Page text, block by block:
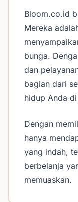
Bloom.co.id
Mereka
bunga.
dan
bagian dari
hidup Anda
Dengan
hanya
yang indah,
berbelanja
memuaskan.